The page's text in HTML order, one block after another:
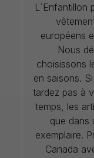
L`Enfantillon
européens
Nous
choisissons
en saisons.
tardez pas à
temps, les
que dans
exemplaire.
Canada